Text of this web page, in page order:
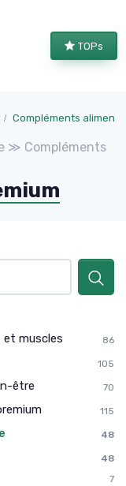
TOPs
Compléments alimentaires par
≫ Compléments
muscles 86
105
être 70
115
48
48
7